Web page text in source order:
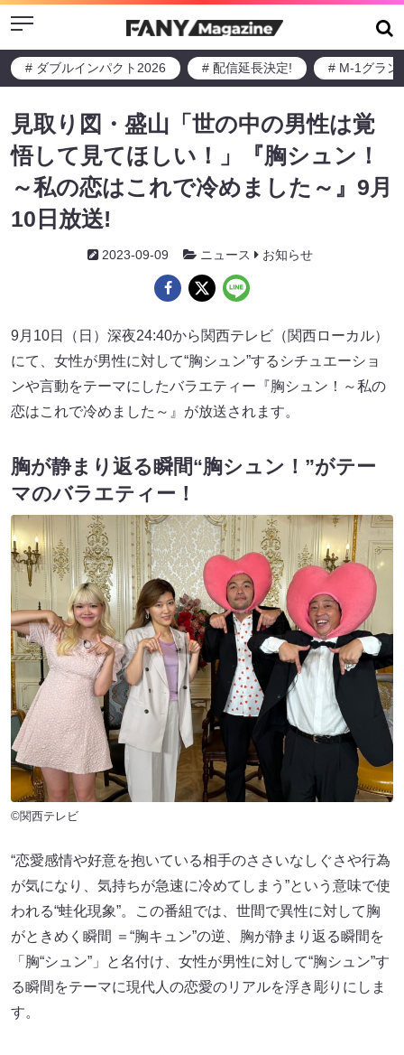
Menu
# ダブルインパクト2026 # 配信延長決定! # M-1グラン
見取り図・盛山「世の中の男性は覚
悟して見てほしい！」『胸シュン！
～私の恋はこれで冷めました～』9月
10日放送!
2023-09-09 ニュース お知らせ
9月10日（日）深夜24:40から関西テレビ（関西ローカル）
にて、女性が男性に対して“胸シュン”するシチュエーショ
ンや言動をテーマにしたバラエティー『胸シュン！～私の
恋はこれで冷めました～』が放送されます。
胸が静まり返る瞬間“胸シュン！”がテー
マのバラエティー！
©関西テレビ
“恋愛感情や好意を抱いている相手のささいなしぐさや行為
が気になり、気持ちが急速に冷めてしまう”という意味で使
われる“蛙化現象”。この番組では、世間で異性に対して胸
がときめく瞬間 ＝“胸キュン”の逆、胸が静まり返る瞬間を
「胸“シュン”」と名付け、女性が男性に対して“胸シュン”す
る瞬間をテーマに現代人の恋愛のリアルを浮き彫りにしま
す。